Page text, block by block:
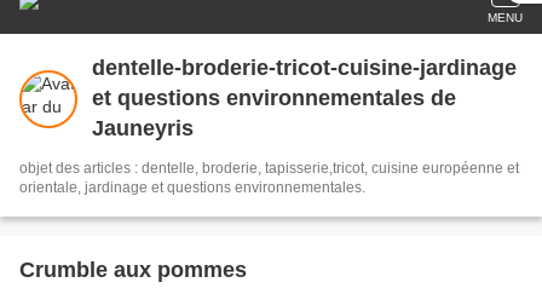
MENU
dentelle-broderie-tricot-cuisine-jardinage
et questions environnementales de
Jauneyris
objet des articles : dentelle, broderie, tapisserie,tricot, cuisine européenne et
orientale, jardinage et questions environnementales.
Crumble aux pommes